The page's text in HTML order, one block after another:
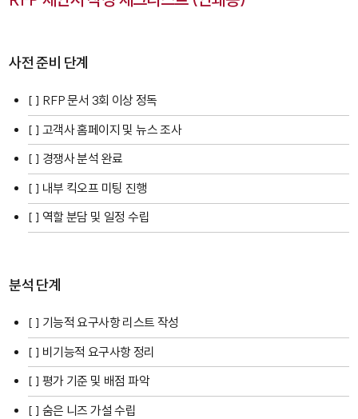
사전 준비 단계
[ ] RFP 문서 3회 이상 정독
[ ] 고객사 홈페이지 및 뉴스 조사
[ ] 경쟁사 분석 완료
[ ] 내부 킥오프 미팅 진행
[ ] 역할 분담 및 일정 수립
분석 단계
[ ] 기능적 요구사항 리스트 작성
[ ] 비기능적 요구사항 정리
[ ] 평가 기준 및 배점 파악
[ ] 숨은 니즈 가설 수립